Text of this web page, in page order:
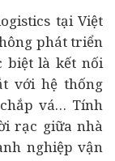
tại Việt
phát triển
biệt là kết nối
với hệ thống
vá… Tính
rạc giữa nhà
nghiệp vận